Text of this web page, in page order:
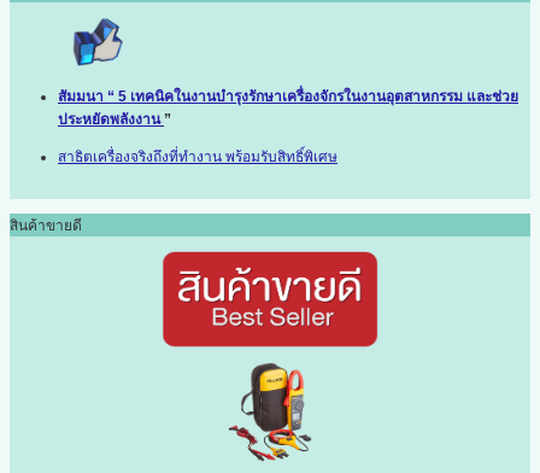
สัมมนา “ 5 เทคนิคในงานบำรุงรักษาเครื่องจักรในงานอุตสาหกรรม และช่วย
ประหยัดพลังงาน ”
สาธิตเครื่องจริงถึงที่ทำงาน พร้อมรับสิทธิ์พิเศษ
สินค้าขายดี